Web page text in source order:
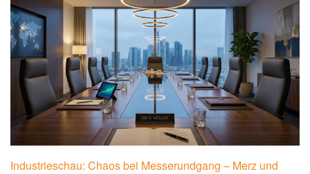
Industrieschau: Chaos bei Messerundgang – Merz und